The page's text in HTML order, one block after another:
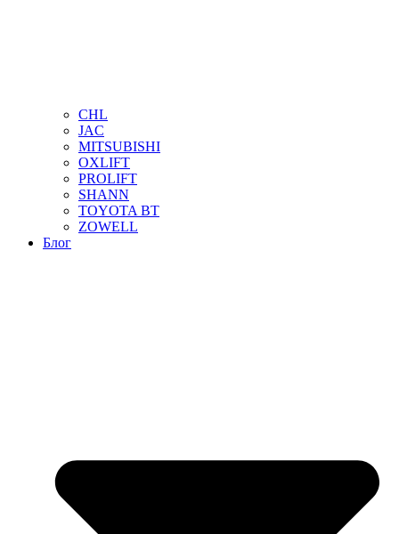
CHL
JAC
MITSUBISHI
OXLIFT
PROLIFT
SHANN
TOYOTA BT
ZOWELL
Блог